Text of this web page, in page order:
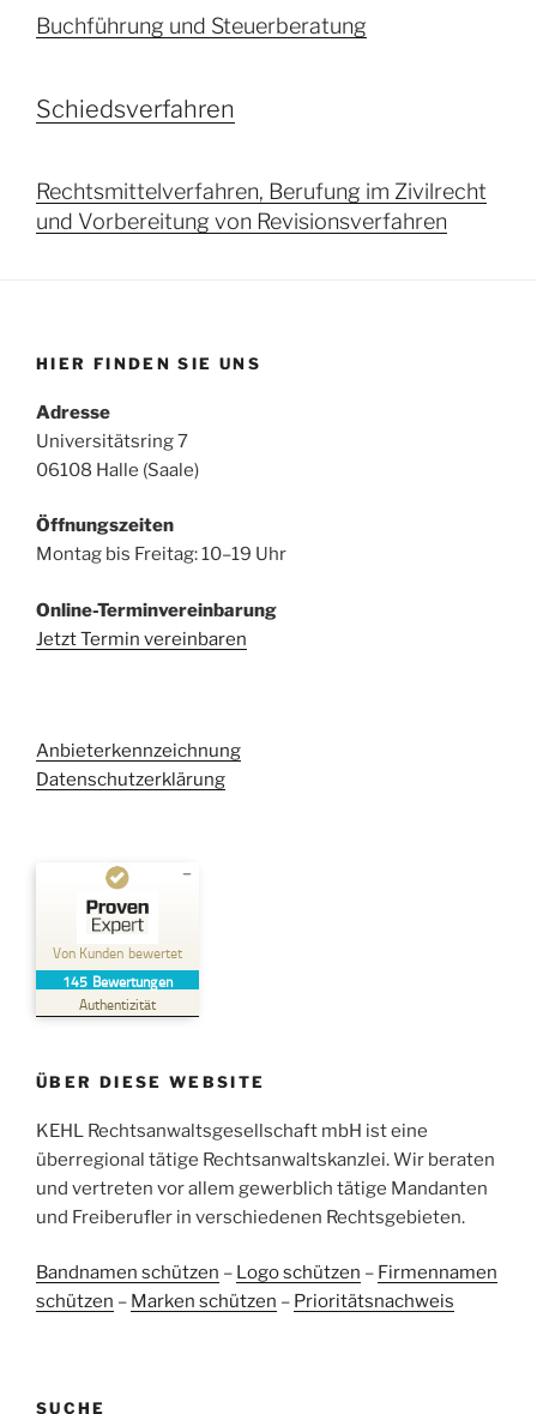
Buchführung und Steuerberatung
Schiedsverfahren
Rechtsmittelverfahren, Berufung im Zivilrecht
und Vorbereitung von Revisionsverfahren
HIER FINDEN SIE UNS
Adresse
Universitätsring 7
06108 Halle (Saale)
Öffnungszeiten
Montag bis Freitag: 10–19 Uhr
Online-Terminvereinbarung
Jetzt Termin vereinbaren
Anbieterkennzeichnung
Datenschutzerklärung
Von Kunden bewertet
145 Bewertungen
Authentizität
Kundenbewertungen und Erfahrungen zu
Kehl Rechtsanwaltsgesellschaft mbH
SEHR GUT
Bewertungen auf
ProvenExpert.com
Bewertungen von
2
anderen Quellen
Blick aufs ProvenExpert-Profil werfen
ÜBER DIESE WEBSITE
KEHL Rechtsanwaltsgesellschaft mbH ist eine
überregional tätige Rechtsanwaltskanzlei. Wir beraten
und vertreten vor allem gewerblich tätige Mandanten
und Freiberufler in verschiedenen Rechtsgebieten.
Bandnamen schützen – Logo schützen – Firmennamen
schützen – Marken schützen – Prioritätsnachweis
SUCHE